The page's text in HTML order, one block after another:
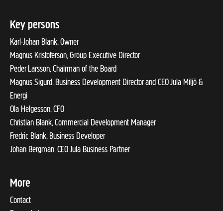
Key persons
Karl-Johan Blank, Owner
Magnus Kristoferson, Group Executive Director
Peder Larsson, Chairman of the Board
Magnus Sigurd, Business Development Director and CEO Jula Miljö &
Energi
Ola Helgesson, CFO
Christian Blank, Commercial Development Manager
Fredric Blank, Business Developer
Johan Bergman, CEO Jula Business Partner
More
Contact